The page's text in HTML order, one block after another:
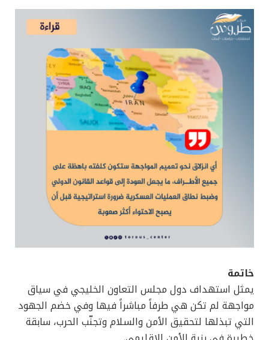
خاتمة
يمثل استهداف دول مجلس التعاون الخليجي في سياق
مواجهة لم تكن هي طرفاً مباشراً فيها وفي خضم الجهود
التي تبذلها لتحقيق الأمن والسلام وتجنّب الحرب، سابقة